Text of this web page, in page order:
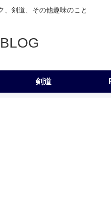
、剣道、その他趣味のこと
剣道